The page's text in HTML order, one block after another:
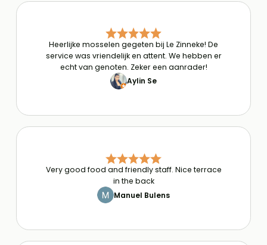
Heerlijke mosselen gegeten bij Le Zinneke! De
service was vriendelijk en attent. We hebben er
echt van genoten. Zeker een aanrader!
Aylin Se
Very good food and friendly staff. Nice terrace
in the back
Manuel Bulens